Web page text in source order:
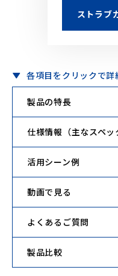
ストラブ
各項目をクリックで
製品の特長
仕様情報（主なスペッ
活用シーン例
動画で見る
よくあるご質問
製品比較